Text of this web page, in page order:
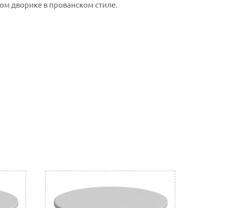
дворике в прованском стиле.
почту (почта сайта)
банка, либо через Ваш интернет или